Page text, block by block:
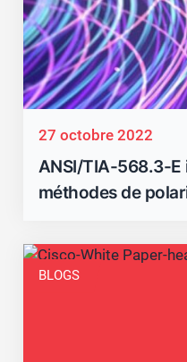
27 octobre 2022
ANSI/TIA-568.3-
méthodes de
BLOGS